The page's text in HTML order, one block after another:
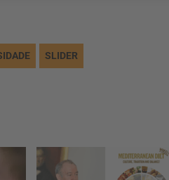
SLIDER